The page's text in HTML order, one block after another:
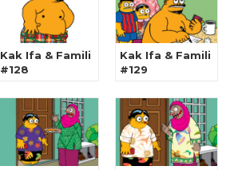
Kak Ifa & Famili
#128
Kak Ifa & Famili
#129